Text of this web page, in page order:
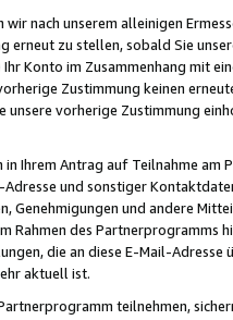
nach unserem alleinigen
erneut zu stellen, sobald Sie
Konto im Zusammenhang mit
Zustimmung keinen
unsere vorherige Zustimmung
in Ihrem Antrag auf Teilnahme
und sonstiger
Genehmigungen und andere
Rahmen des Partnerprogramms
die an diese E-Mail-
aktuell ist.
teilnehmen,